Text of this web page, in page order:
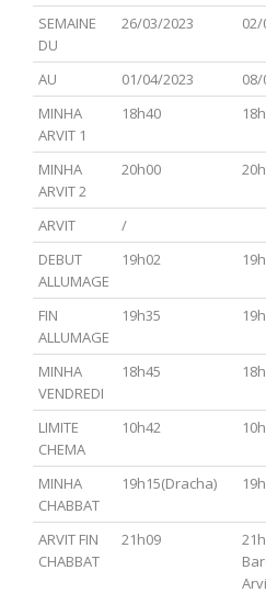
PARACHA TSAV(Hagadol)
SEMAINE
DU
26/03/2023 02/
AU 01/04/2023 08/
MINHA
ARVIT 1
18h40
MINHA
ARVIT 2
20h00
ARVIT
/
DEBUT
ALLUMAGE
19h02
FIN
ALLUMAGE
19h35
MINHA
VENDREDI
18h45
LIMITE
CHEMA
10h42
MINHA
CHABBAT
19h15(Dracha)
ARVIT FIN
CHABBAT
21h09